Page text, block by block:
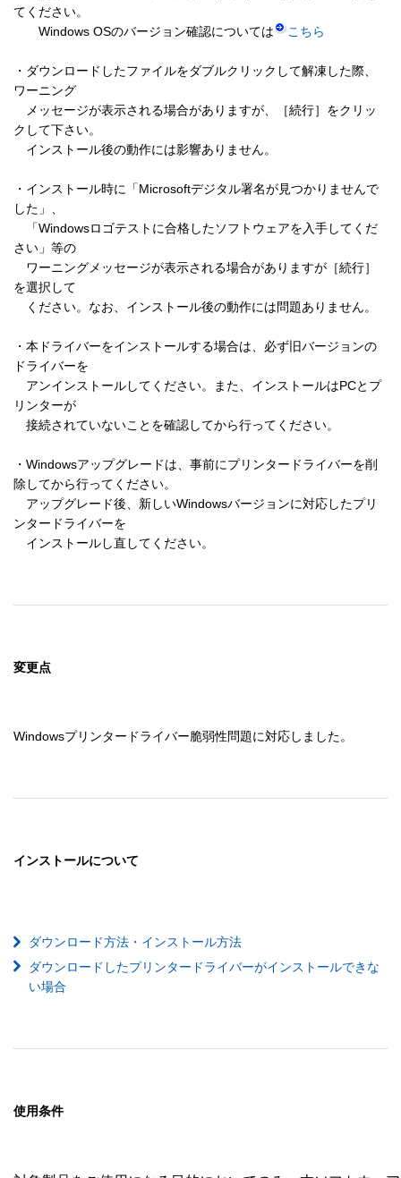
てください。
Windows OSのバージョン確認については
こちら
・ダウンロードしたファイルをダブルクリックして解凍した際、
ワーニング
メッセージが表示される場合がありますが、［続行］をクリッ
クして下さい。
インストール後の動作には影響ありません。
・インストール時に「Microsoftデジタル署名が見つかりませんで
した」、
「Windowsロゴテストに合格したソフトウェアを入手してくだ
さい」等の
ワーニングメッセージが表示される場合がありますが［続行］
を選択して
ください。なお、インストール後の動作には問題ありません。
・本ドライバーをインストールする場合は、必ず旧バージョンの
ドライバーを
アンインストールしてください。また、インストールはPCとプ
リンターが
接続されていないことを確認してから行ってください。
・Windowsアップグレードは、事前にプリンタードライバーを削
除してから行ってください。
アップグレード後、新しいWindowsバージョンに対応したプリ
ンタードライバーを
インストールし直してください。
変更点
Windowsプリンタードライバー脆弱性問題に対応しました。
インストールについて
ダウンロード方法・インストール方法
ダウンロードしたプリンタードライバーがインストールできな
い場合
使用条件